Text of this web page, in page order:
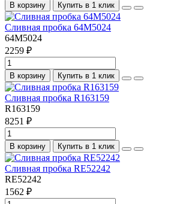
В корзину Купить в 1 клик
Сливная пробка 64M5024
64M5024
2259 ₽
В корзину Купить в 1 клик
Сливная пробка R163159
R163159
8251 ₽
В корзину Купить в 1 клик
Сливная пробка RE52242
RE52242
1562 ₽